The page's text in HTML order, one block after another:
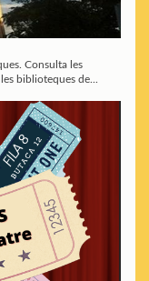
Consulta les
biblioteques de...